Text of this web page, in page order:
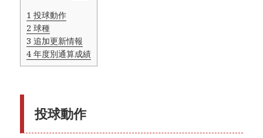
1 投球動作
2 球種
3 追加更新情報
4 年度別通算成績
投球動作